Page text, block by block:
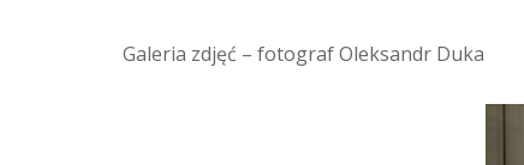
Galeria zdjęć – fotograf Oleksandr Duka